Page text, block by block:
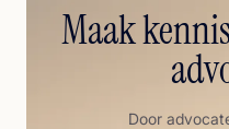
Maak
Door